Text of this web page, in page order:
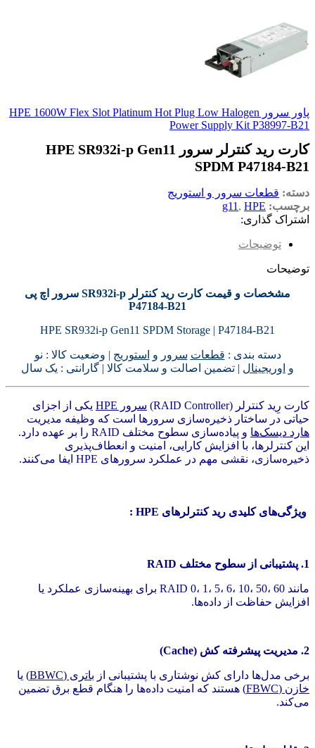
پاور سرور HPE 1600W Flex Slot Platinum Hot Plug Low Halogen
Power Supply Kit P38997-B21
کارت رید کنترلر سرور HPE SR932i-p Gen11
SPDM P47184-B21
دسته: قطعات سرور و استوریج
برچسب:
g11 , HPE
اشتراک گذاری:
توضیحات
توضیحات
مشخصات و قیمت کارت رید کنترلر SR932i-p سرور اچ پی
P47184-B21
HPE SR932i-p Gen11 SPDM Storage | P47184-B21
دسته بندی : قطعات سرور و استوریج | وضعیت کالا : نو
و اوریجینال | تضمین اصالت و سلامت کالا | گارانتی : یک سال
کارت رِید کنترلر (RAID Controller) سرور HPE
یکی از اجزای
حیاتی در ساختار ذخیره‌سازی سرورها است که وظیفه مدیریت
هارد دیسک‌ها
و پیاده‌سازی سطوح مختلف RAID را بر عهده دارد.
این کنترلرها، با افزایش کارایی، امنیت و انعطاف‌پذیری
ذخیره‌سازی، نقشی مهم در عملکرد سرورهای HPE ایفا می‌کنند.
ویژگی‌های کلیدی رید کنترلرهای HPE :
1. پشتیبانی از سطوح مختلف RAID
مانند RAID 0، 1، 5، 6، 10، 50، 60 برای بهینه‌سازی عملکرد یا
افزایش حفاظت از داده‌ها.
2. مدیریت پیشرفته کش (Cache)
برخی مدل‌ها دارای کش نوشتاری با پشتیبانی از باتری (BBWC)
یا
خازن (FBWC)
هستند که امنیت داده‌ها را هنگام قطع برق تضمین
می‌کند.